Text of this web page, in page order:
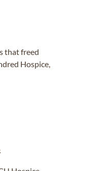
that freed
Hospice,